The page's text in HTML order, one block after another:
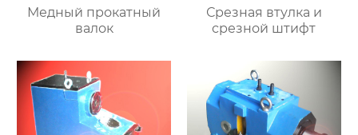
Медный прокатный
валок
Срезная втулка и
срезной штифт